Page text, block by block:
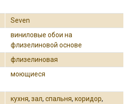
Seven
виниловые обои на
флизелиновой основе
флизелиновая
моющиеся
кухня,зал,спальня,коридор,